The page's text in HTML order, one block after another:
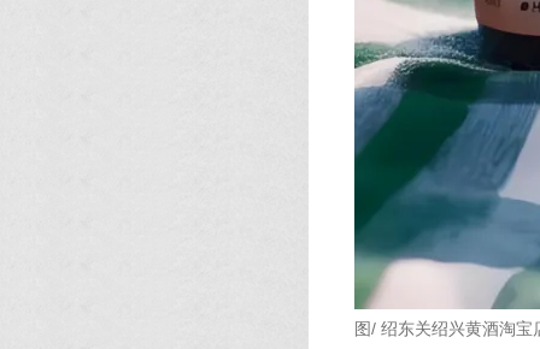
图/ 绍东关绍兴黄酒淘宝